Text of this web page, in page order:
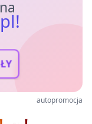
autopromocja